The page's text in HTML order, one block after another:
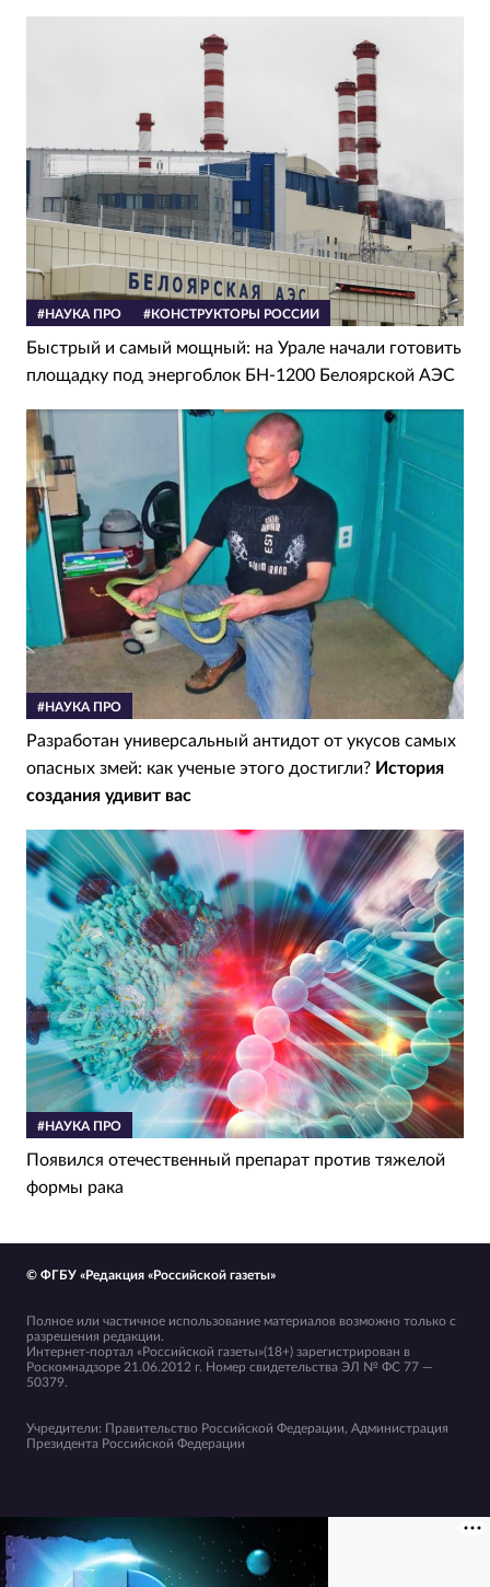
#НАУКА ПРО #КОНСТРУКТОРЫ РОССИИ
Быстрый и самый мощный: на Урале начали готовить
площадку под энергоблок БН-1200 Белоярской АЭС
#НАУКА ПРО
Разработан универсальный антидот от укусов самых
опасных змей: как ученые этого достигли? История
создания удивит вас
#НАУКА ПРО
Появился отечественный препарат против тяжелой
формы рака
© ФГБУ «Редакция «Российской газеты»
Полное или частичное использование материалов возможно только с
разрешения редакции.
Интернет-портал «Российской газеты»(18+) зарегистрирован в
Роскомнадзоре 21.06.2012 г. Номер свидетельства ЭЛ № ФС 77 —
50379.
Учредители: Правительство Российской Федерации, Администрация
Президента Российской Федерации